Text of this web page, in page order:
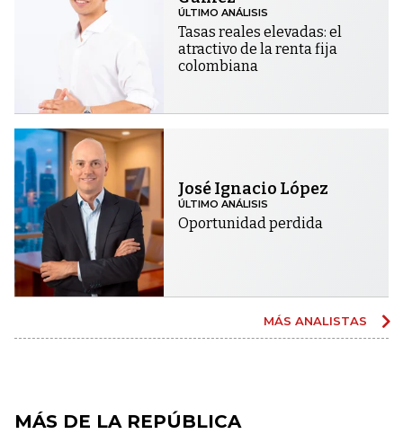
ÚLTIMO ANÁLISIS
Tasas reales elevadas: el
atractivo de la renta fija
colombiana
José Ignacio López
ÚLTIMO ANÁLISIS
Oportunidad perdida
MÁS ANALISTAS
MÁS DE LA REPÚBLICA